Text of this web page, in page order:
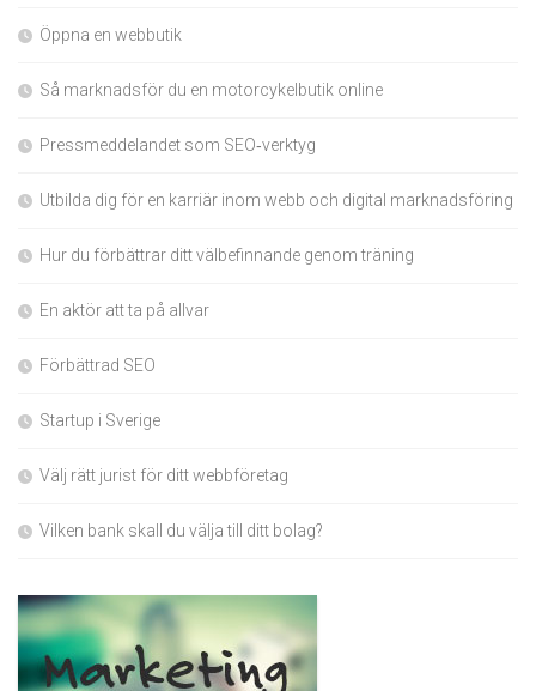
Öppna en webbutik
Så marknadsför du en motorcykelbutik online
Pressmeddelandet som SEO‑verktyg
Utbilda dig för en karriär inom webb och digital marknadsföring
Hur du förbättrar ditt välbefinnande genom träning
En aktör att ta på allvar
Förbättrad SEO
Startup i Sverige
Välj rätt jurist för ditt webbföretag
Vilken bank skall du välja till ditt bolag?